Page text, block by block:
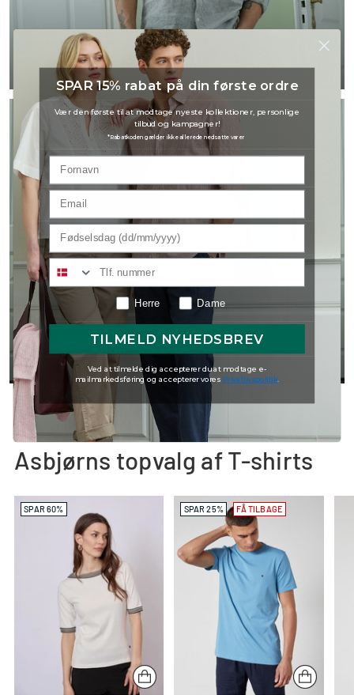
Shop skjorter
Shop kjoler
SE UDVALG
Asbjørns topvalg af T-shirts
SPAR 60% SPAR 25% FÅ TILBAGE
SPAR 15% rabat på din første ordre
Vær den første til at modtage nyeste kollektioner, personlige
tilbud og kampagner!
*Rabatkoden gælder ikke allerede nedsatte varer
Herre Dame
TILMELD NYHEDSBREV
Ved at tilmelde dig accepterer du at modtage e-
mailmarkedsføring og accepterer vores Privatlivspolitik